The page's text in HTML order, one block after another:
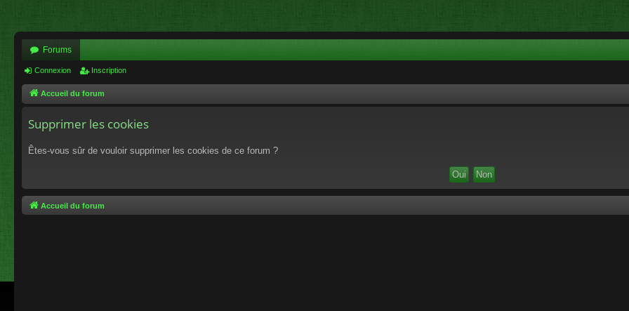
Forums
Connexion Inscription
Accueil du forum
Supprimer les cookies
Êtes-vous sûr de vouloir supprimer les cookies de ce forum ?
Accueil du forum